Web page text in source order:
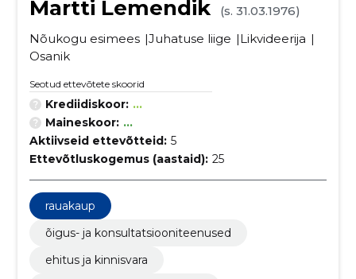
Martti Lemendik
(s. 31.03.1976)
Nõukogu esimees Juhatuse liige
Likvideerija
Osanik
Seotud ettevõtete skoorid
Krediidiskoor: ...
Maineskoor: ...
Aktiivseid ettevõtteid: 5
Ettevõtluskogemus (aastaid): 25
rauakaup
õigus- ja konsultatsiooniteenused
ehitus ja kinnisvara